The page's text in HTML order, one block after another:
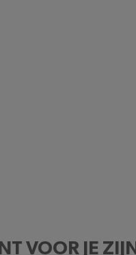
VOOR JE ZIJN